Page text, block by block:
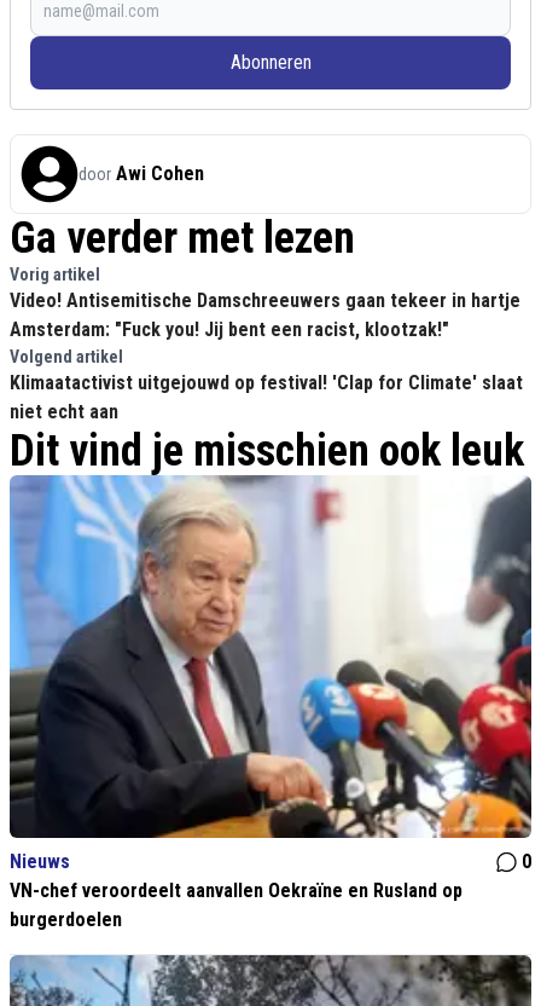
Abonneren
door Awi Cohen
Ga verder met lezen
Vorig artikel
Video! Antisemitische Damschreeuwers gaan tekeer in hartje
Amsterdam: "Fuck you! Jij bent een racist, klootzak!"
Volgend artikel
Klimaatactivist uitgejouwd op festival! 'Clap for Climate' slaat
niet echt aan
Dit vind je misschien ook leuk
Nieuws
0
VN-chef veroordeelt aanvallen Oekraïne en Rusland op
burgerdoelen